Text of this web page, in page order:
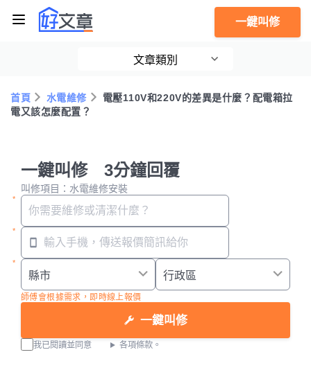
一鍵叫修
文章類別
首頁 水電維修
電壓110V和220V的差異是什麼？配電箱拉
電又該怎麼配置？
一鍵叫修 3分鐘回覆
叫修項目：水電維修安裝
師傅會根據需求，即時線上報價
一鍵叫修
我已閱讀並同意 各項條款。